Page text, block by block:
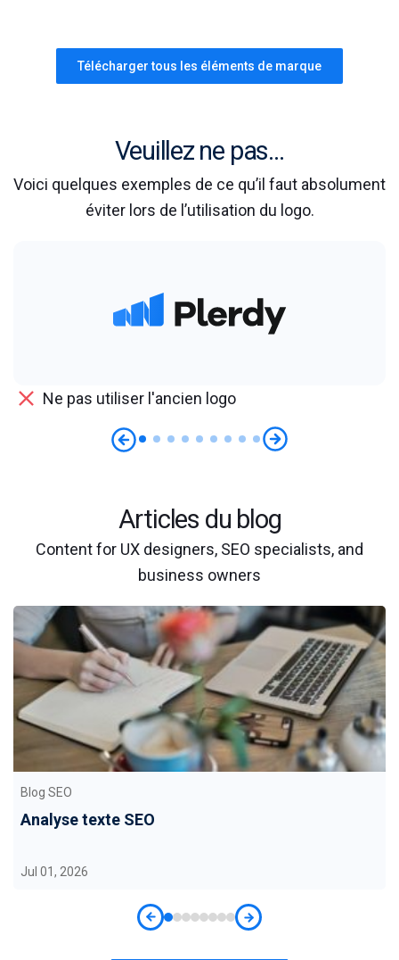
Télécharger tous les éléments de marque
Veuillez ne pas...
Voici quelques exemples de ce qu’il faut absolument
éviter lors de l’utilisation du logo.
Ne pas utiliser l'ancien logo
Articles du blog
Content for UX designers, SEO specialists, and
business owners
Blog SEO
Analyse texte SEO
Jul 01, 2026